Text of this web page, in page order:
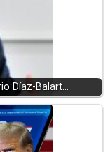
Díaz-Balart…